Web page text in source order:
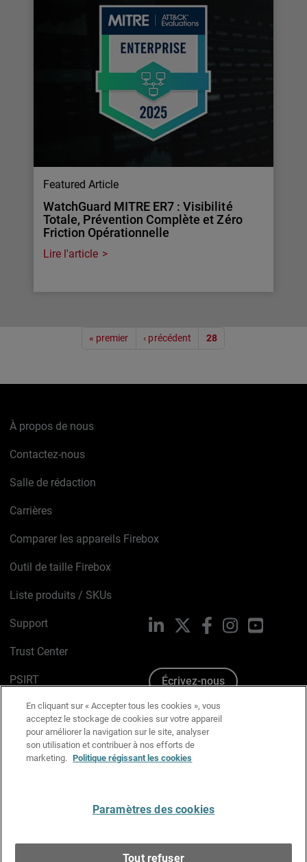
Featured Article
WatchGuard MITRE ER7 : Visibilité
Totale, Prévention Complète et Zéro
Friction Opérationnelle
Lire l'article
« premier ‹ précédent 28
À propos de nous
Contactez-nous
Salle de rédaction
Carrières
Comparer les appareils Firebox
Outil de taille Firebox
Liste produits / SKUs
Support
Trust Center
PSIRT
Avis sur les cookies
Politique de confidentialité
Charte Graphique
LinkedIn FacebookInstagramYouTube
Écrivez-nous
En cliquant sur « Accepter tous les cookies », vous
acceptez le stockage de cookies sur votre appareil
pour améliorer la navigation sur le site, analyser
son utilisation et contribuer à nos efforts de
marketing. Politique régissant les cookies
Paramètres des cookies
Tout refuser